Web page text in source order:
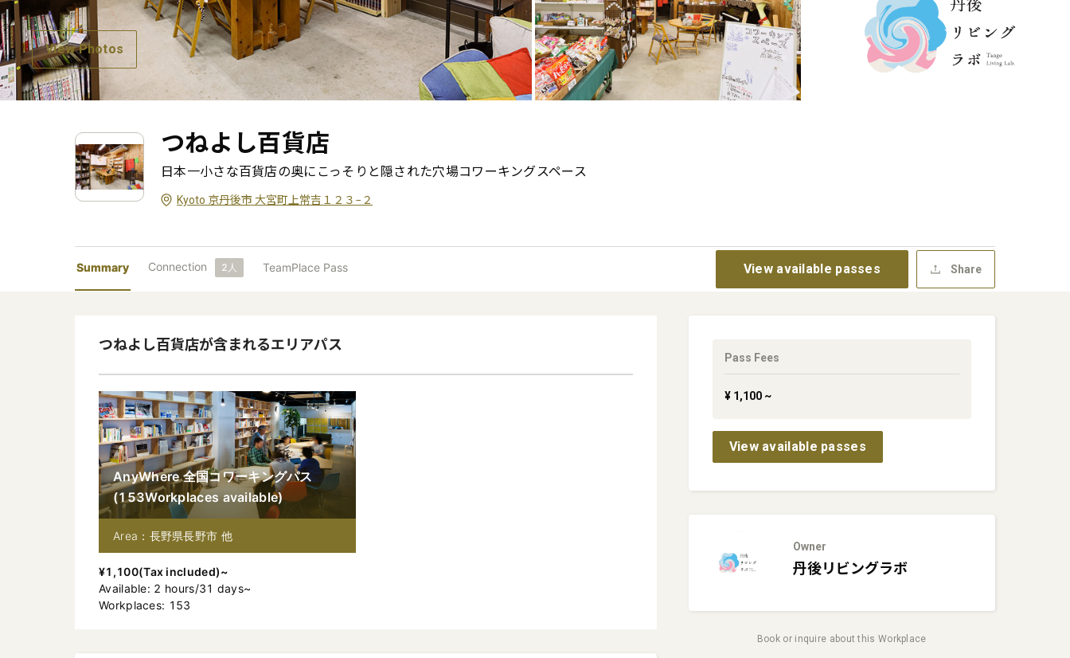
View Photos
つねよし百貨店
日本一小さな百貨店の奥にこっそりと隠された穴場コワーキングスペース
Kyoto 京丹後市 大宮町上常吉１２３−２
Summary Connection 2 人 TeamPlace Pass View available passes Share
つねよし百貨店が含まれるエリアパス
AnyWhere 全国コワーキングパス
(153Workplaces available)
Area：長野県長野市 他
¥1,100(Tax included)~
Available: 2 hours/31 days~
Workplaces: 153
Pass Fees
¥ 1,100~
View available passes
Owner
丹後リビングラボ
Book or inquire about this Workplace